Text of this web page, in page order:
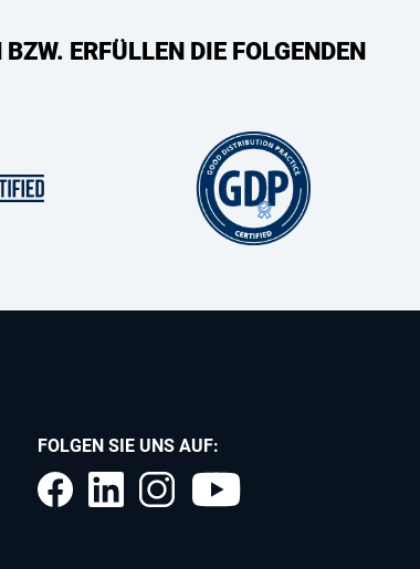
ERFÜLLEN DIE FOLGENDEN
FOLGEN SIE UNS AUF: